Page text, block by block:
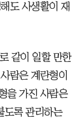
도 사생활이 재
같이 일할 만한
람은 계란형이
을 가진 사람은
도록 관리하는